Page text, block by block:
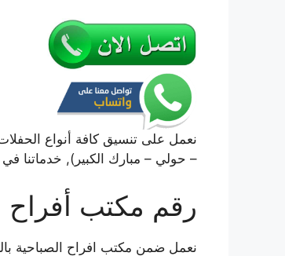
نعمل على تنسيق كافة أنواع
– حولي – مبارك الكبير), خدماتنا في الكويت على
رقم مكتب أفراح
نعمل ضمن مكتب افراح الصباحية